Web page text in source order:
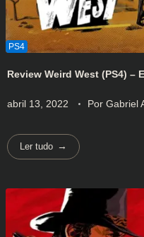
Review Weird West (PS4) –
abril 13, 2022 Por Gabriel
Ler tudo